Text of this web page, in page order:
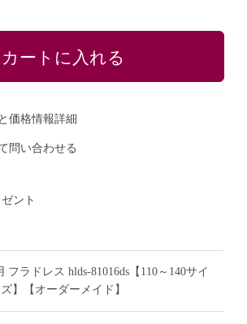
価格情報詳細
問い合わせる
ント
フラドレス hlds-81016ds【110～140サイ
ズ】【オーダーメイド】